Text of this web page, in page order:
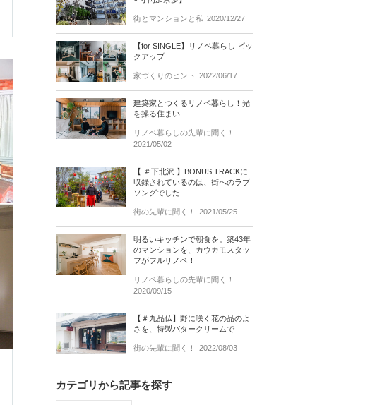
街とマンションと私 2020/12/27
【for SINGLE】リノベ暮らし ピッ
クアップ
家づくりのヒント 2022/06/17
建築家とつくるリノベ暮らし！光
を操る住まい
リノベ暮らしの先輩に聞く！
2021/05/02
【 ＃下北沢 】BONUS TRACKに
収録されているのは、街へのラブ
ソングでした
街の先輩に聞く！ 2021/05/25
明るいキッチンで朝食を。築43年
のマンションを、カウカモスタッ
フがフルリノベ！
リノベ暮らしの先輩に聞く！
2020/09/15
【＃九品仏】野に咲く花の品のよ
さを、特製バタークリームで
街の先輩に聞く！ 2022/08/03
カテゴリから記事を探す